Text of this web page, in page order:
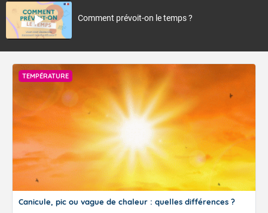
Comment prévoit-on le temps ?
TEMPÉRATURE
Canicule, pic ou vague de chaleur : quelles différences ?